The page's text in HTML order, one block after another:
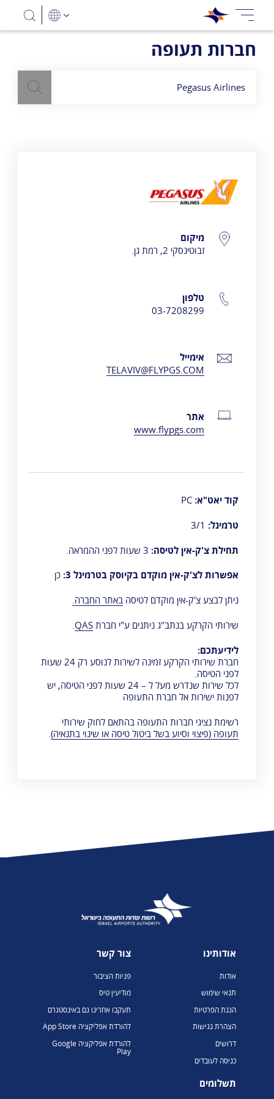
חברות תעופה
Pegasus Airlines
פרטי התקשרות
מיקום
זבוטינסקי 2, רמת גן.
טלפון
03-7208299
אימייל
TELAVIV@FLYPGS.COM
אתר
www.flypgs.com
קוד יאט"א: PC
טרמינל: 3/1
תחילת צ'ק-אין לטיסה:
אפשרות לצ'ק-אין מוקדם בקיוסק בטרמינל 3: כן
ניתן לבצע צ'ק-אין מוקדם לטיסה באתר החברה.
שירותי הקרקע בנתב"ג ניתנים ע"י חברת QAS
.
לידיעתכם:
חברת שירותי הקרקע זמינה לשירות לנוסע רק 24 שעות
לפני הטיסה.
לכל שירות שנדרש מעל ל – 24 שעות לפני הטיסה, יש
לפנות ישירות אל חברת התעופה
רשימת נציגי חברות התעופה בהתאם לחוק שירותי
תעופה (פיצוי וסיוע בשל ביטול טיסה או שינוי בתנאיה)
אודותינו
אודות
תנאי שימוש
הגנת הפרטיות
הצהרת נגישות
דרושים
כניסה לעובדים
תשלומים
צור קשר
פניות הציבור
מודיעין טיס
תעקבו אחרינו גם באינסטגרם
להורדת אפליקציה App Store
להורדת אפליקציה Google
Play